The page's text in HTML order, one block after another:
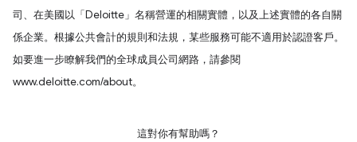
司、在美國以「Deloitte」名稱營運的相關實體，以及上述實體的各自關
係企業。根據公共會計的規則和法規，某些服務可能不適用於認證客戶。
如要進一步瞭解我們的全球成員公司網路，請參閱
www.deloitte.com/about。
這對你有幫助嗎？